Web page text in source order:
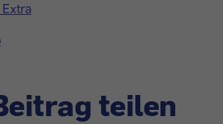
teilen